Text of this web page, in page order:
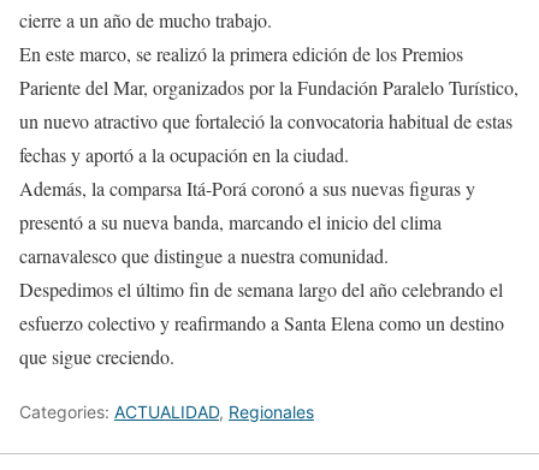
cierre a un año de mucho trabajo.
En este marco, se realizó la primera edición de los Premios
Pariente del Mar, organizados por la Fundación Paralelo Turístico,
un nuevo atractivo que fortaleció la convocatoria habitual de estas
fechas y aportó a la ocupación en la ciudad.
Además, la comparsa Itá-Porá coronó a sus nuevas figuras y
presentó a su nueva banda, marcando el inicio del clima
carnavalesco que distingue a nuestra comunidad.
Despedimos el último fin de semana largo del año celebrando el
esfuerzo colectivo y reafirmando a Santa Elena como un destino
que sigue creciendo.
Categories: ACTUALIDAD, Regionales